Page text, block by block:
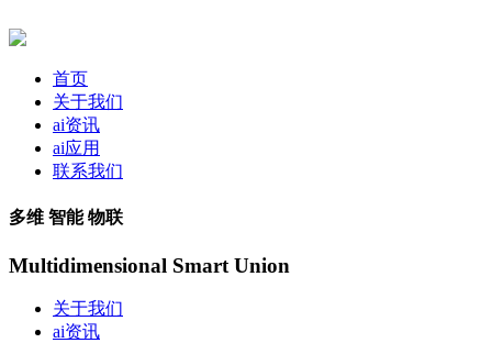
首页
关于我们
ai资讯
ai应用
联系我们
多维 智能 物联
Multidimensional Smart Union
关于我们
ai资讯